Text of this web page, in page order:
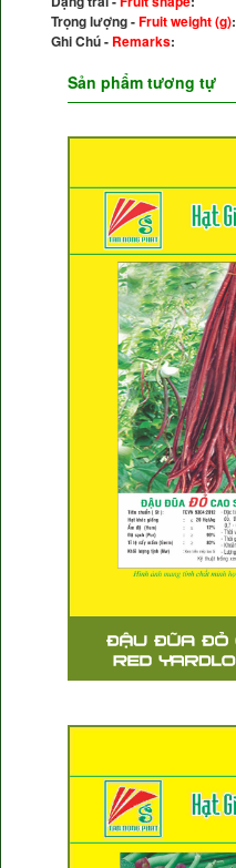
Trọng lượng -Fruit weight (g):
Ghi Chú - Remarks:
Sản phẩm tương tự